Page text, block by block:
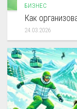
БИЗНЕС
Как
24.03.2026